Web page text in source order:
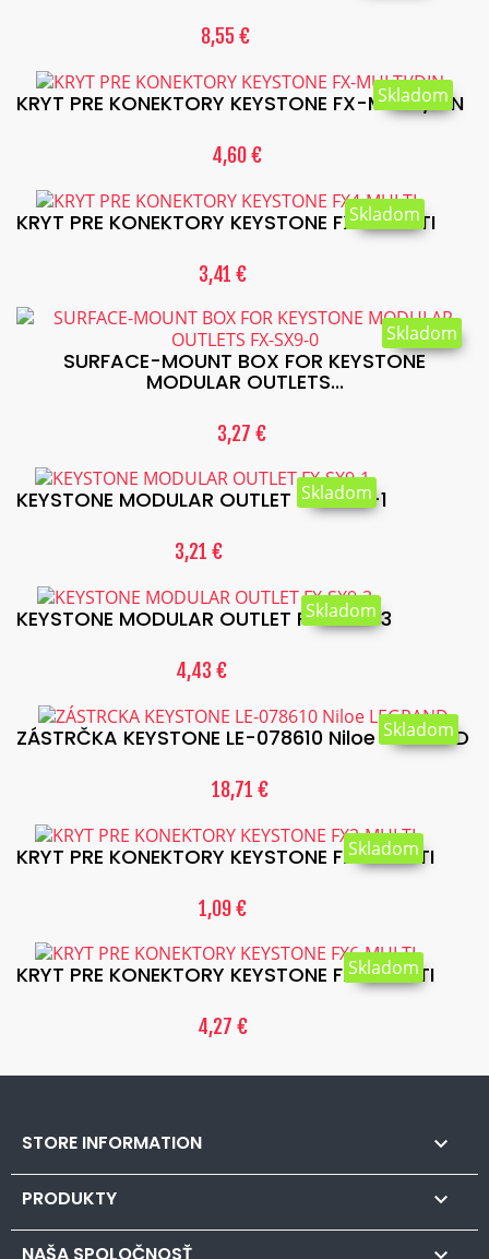
8,55 €
KRYT PRE KONEKTORY KEYSTONE FX-MULTI/DIN
4,60 €
Skladom
KRYT PRE KONEKTORY KEYSTONE FX4-MULTI
3,41 €
Skladom
SURFACE-MOUNT BOX FOR KEYSTONE
MODULAR OUTLETS...
3,27 €
Skladom
KEYSTONE MODULAR OUTLET FX-SX9-1
3,21 €
Skladom
KEYSTONE MODULAR OUTLET FX-SX9-3
4,43 €
Skladom
ZÁSTRČKA KEYSTONE LE-078610 Niloe LEGRAND
18,71 €
Skladom
KRYT PRE KONEKTORY KEYSTONE FX2-MULTI
1,09 €
Skladom
KRYT PRE KONEKTORY KEYSTONE FX6-MULTI
4,27 €
Skladom
STORE INFORMATION 
PRODUKTY 